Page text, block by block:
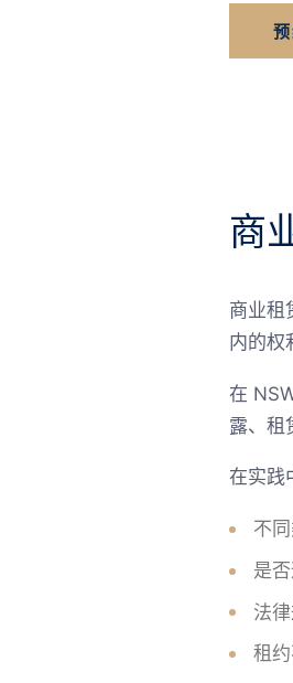
商
商业租
内的权
在
露、租
在实践
不
是
法
租